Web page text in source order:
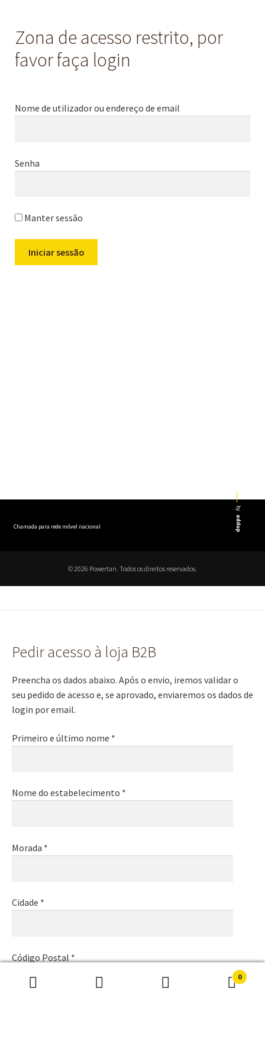
Zona de acesso restrito, por
favor faça login
Nome de utilizador ou endereço de email
Senha
Manter sessão
Chamada para rede móvel nacional
by
addup
Pesquisar
Pesquisa
0
© 2026 Powertan. Todos os direitos reservados.
Pedir acesso à loja B2B
Preencha os dados abaixo. Após o envio, iremos validar o
seu pedido de acesso e, se aprovado, enviaremos os dados de
login por email.
Primeiro e último nome *
Nome do estabelecimento *
Morada *
Cidade *
Código Postal *